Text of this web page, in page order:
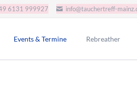
6131 999927 info@tauchertreff-
Events & Termine Rebreather